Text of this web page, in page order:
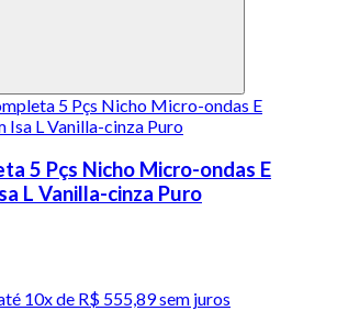
5 Pçs Nicho Micro-ondas E
L Vanilla-cinza Puro
10x de R$ 555,89 sem juros